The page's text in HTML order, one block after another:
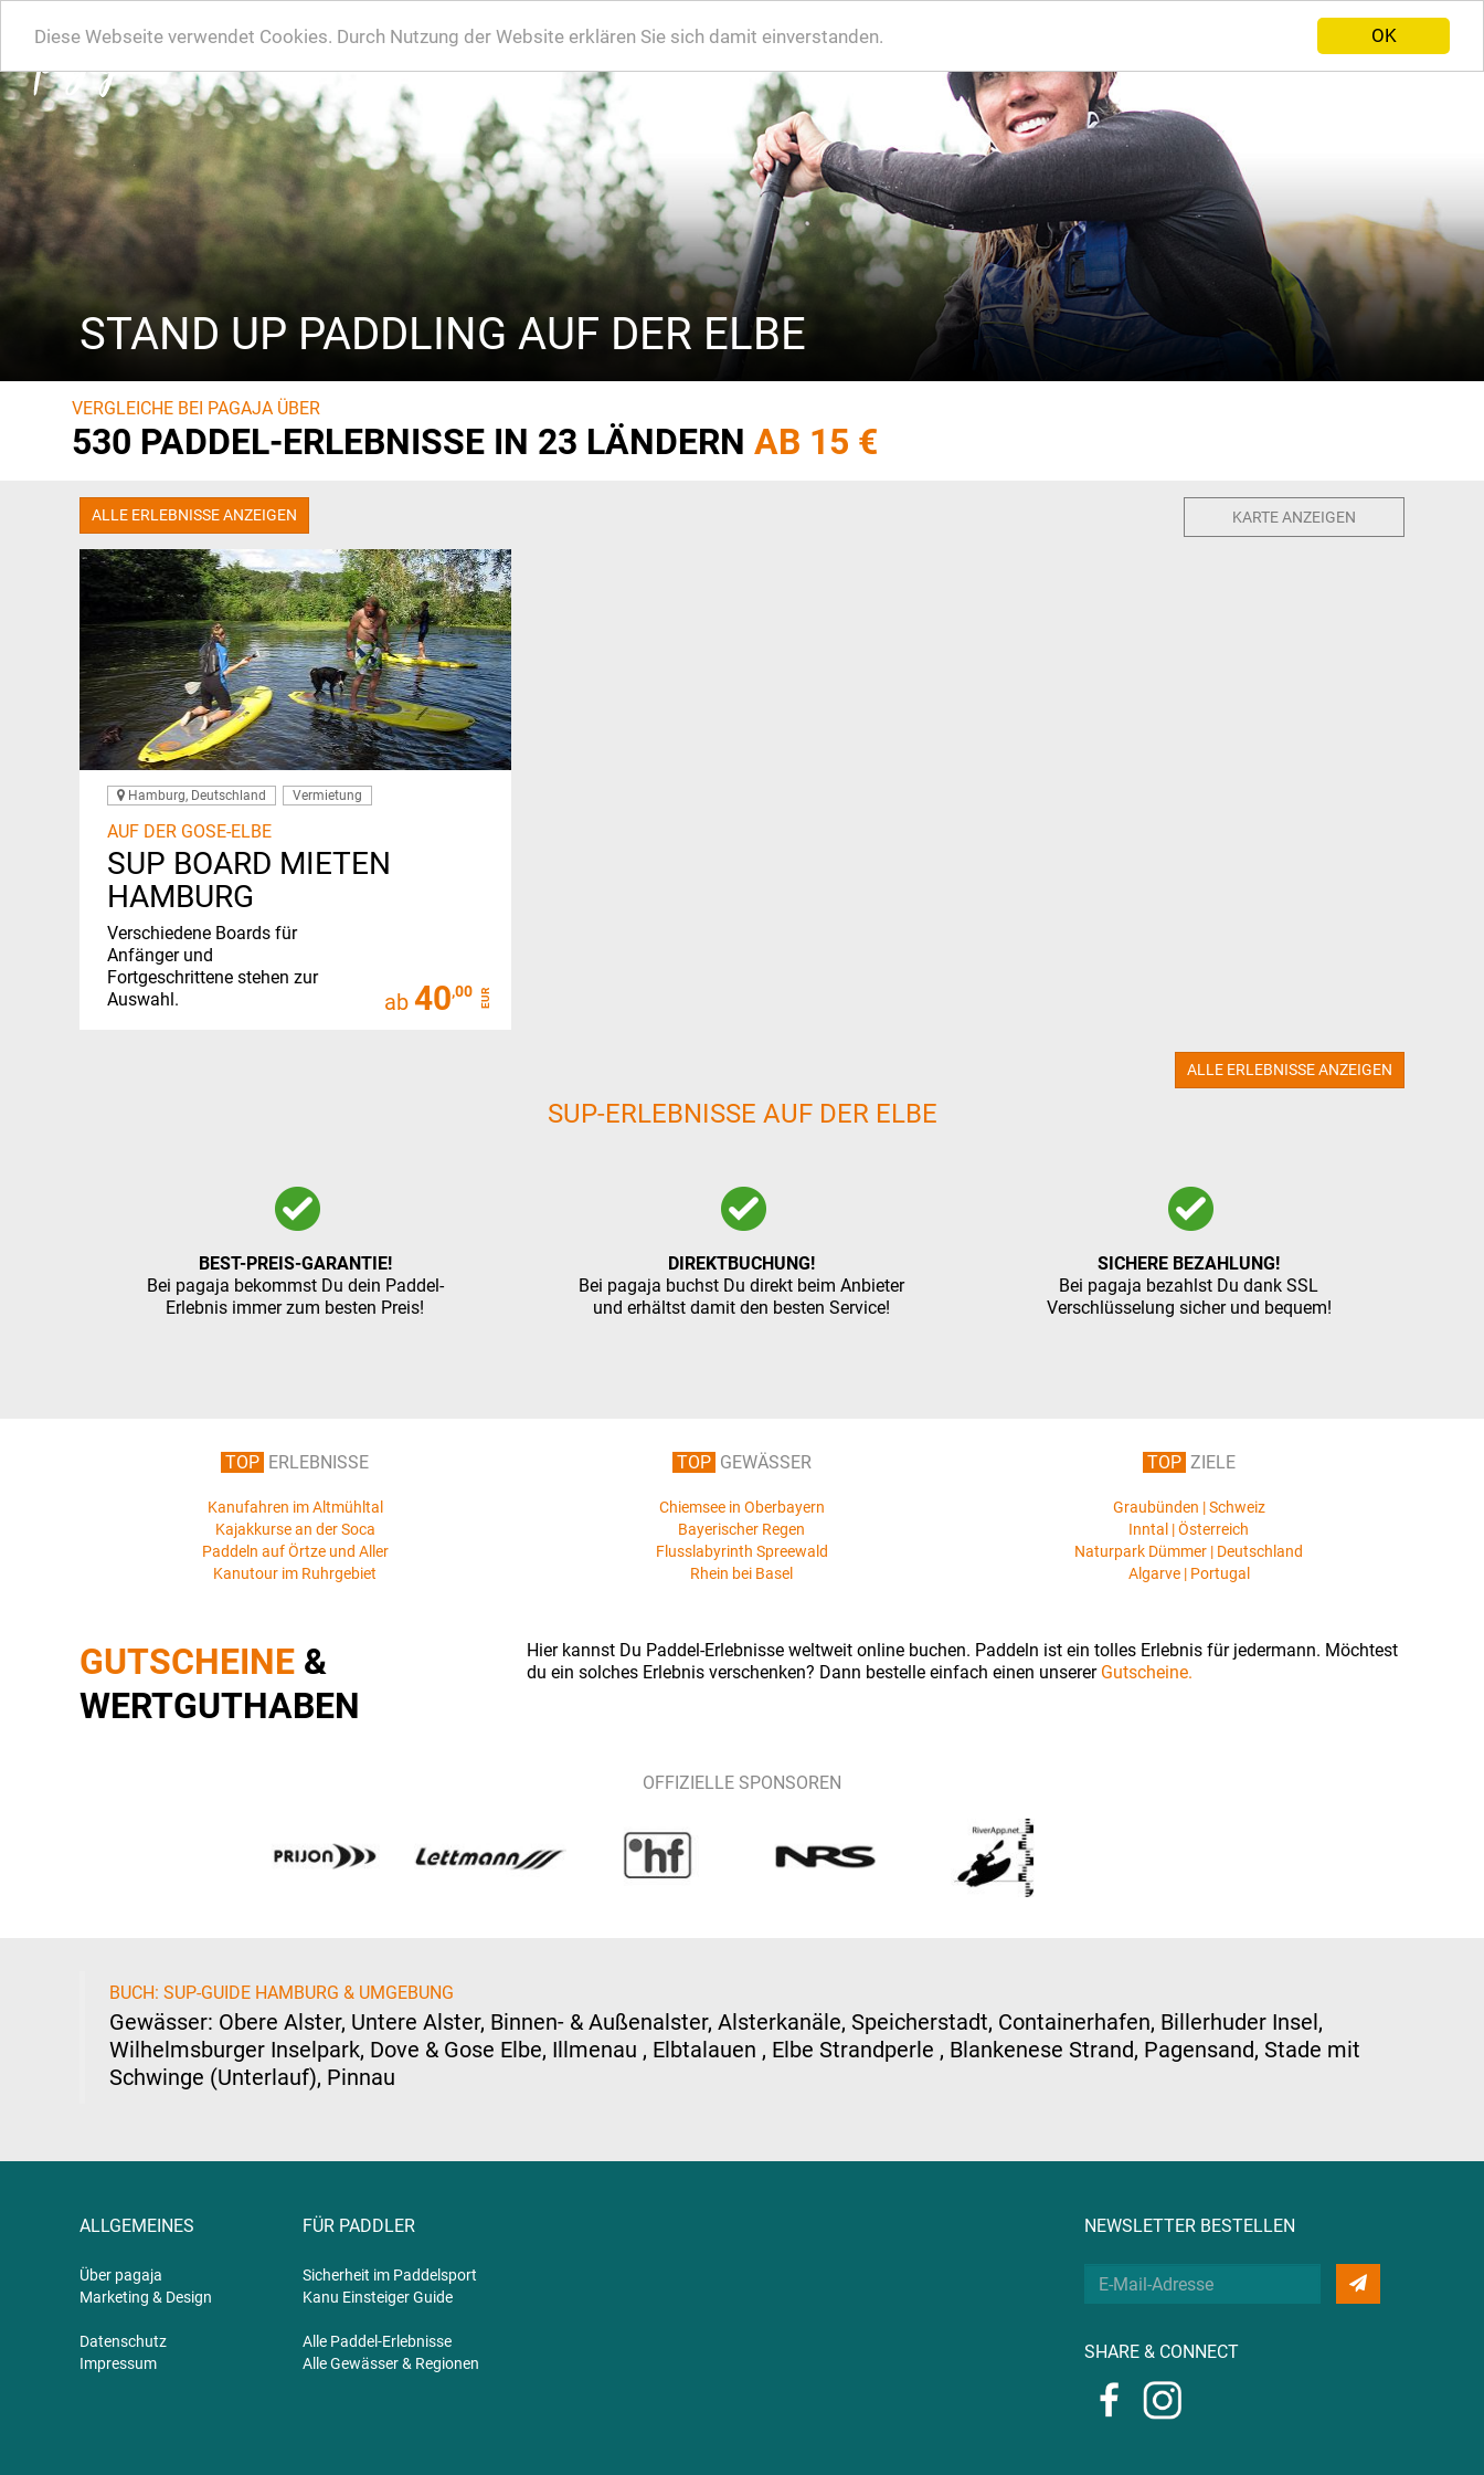
OK
Diese Webseite verwendet Cookies. Durch Nutzung der Website erklären Sie sich damit einverstanden.
ANBIETER WERDEN HOME
ENGLISH
STAND UP PADDLING AUF DER ELBE
VERGLEICHE BEI PAGAJA ÜBER
530 PADDEL-ERLEBNISSE IN 23 LÄNDERN AB 15 €
ALLE ERLEBNISSE ANZEIGEN KARTE ANZEIGEN
Hamburg, Deutschland Vermietung
AUF DER GOSE-ELBE
SUP BOARD MIETEN
HAMBURG
Verschiedene Boards für
Anfänger und
Fortgeschrittene stehen zur
Auswahl.
ab 40,00 EUR
ALLE ERLEBNISSE ANZEIGEN
SUP-ERLEBNISSE AUF DER ELBE
BEST-PREIS-GARANTIE!
Bei pagaja bekommst Du dein Paddel-
Erlebnis immer zum besten Preis!
DIREKTBUCHUNG!
Bei pagaja buchst Du direkt beim Anbieter
und erhältst damit den besten Service!
SICHERE BEZAHLUNG!
Bei pagaja bezahlst Du dank SSL
Verschlüsselung sicher und bequem!
TOP ERLEBNISSE
Kanufahren im Altmühltal
Kajakkurse an der Soca
Paddeln auf Örtze und Aller
Kanutour im Ruhrgebiet
TOP GEWÄSSER
Chiemsee in Oberbayern
Bayerischer Regen
Flusslabyrinth Spreewald
Rhein bei Basel
TOP ZIELE
Graubünden | Schweiz
Inntal | Österreich
Naturpark Dümmer | Deutschland
Algarve | Portugal
GUTSCHEINE &
WERTGUTHABEN
Hier kannst Du Paddel-Erlebnisse weltweit online buchen. Paddeln ist ein tolles Erlebnis für jedermann. Möchtest
du ein solches Erlebnis verschenken? Dann bestelle einfach einen unserer Gutscheine.
OFFIZIELLE SPONSOREN
BUCH: SUP-GUIDE HAMBURG & UMGEBUNG
Gewässer: Obere Alster, Untere Alster, Binnen- & Außenalster, Alsterkanäle, Speicherstadt, Containerhafen, Billerhuder Insel,
Wilhelmsburger Inselpark, Dove & Gose Elbe, Illmenau , Elbtalauen , Elbe Strandperle , Blankenese Strand, Pagensand, Stade mit
Schwinge (Unterlauf), Pinnau
ALLGEMEINES
Über pagaja
Marketing & Design
Datenschutz
Impressum
FÜR PADDLER
Sicherheit im Paddelsport
Kanu Einsteiger Guide
Alle Paddel-Erlebnisse
Alle Gewässer & Regionen
NEWSLETTER BESTELLEN
Deine
E-
SHARE & CONNECT